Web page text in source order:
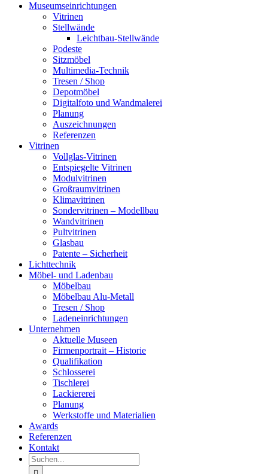
Museumseinrichtungen
Vitrinen
Stellwände
Leichtbau-Stellwände
Podeste
Sitzmöbel
Multimedia-Technik
Tresen / Shop
Depotmöbel
Digitalfoto und Wandmalerei
Planung
Auszeichnungen
Referenzen
Vitrinen
Vollglas-Vitrinen
Entspiegelte Vitrinen
Modulvitrinen
Großraumvitrinen
Klimavitrinen
Sondervitrinen – Modellbau
Wandvitrinen
Pultvitrinen
Glasbau
Patente – Sicherheit
Lichttechnik
Möbel- und Ladenbau
Möbelbau
Möbelbau Alu-Metall
Tresen / Shop
Ladeneinrichtungen
Unternehmen
Aktuelle Museen
Firmenportrait – Historie
Qualifikation
Schlosserei
Tischlerei
Lackiererei
Planung
Werkstoffe und Materialien
Awards
Referenzen
Kontakt
Suche
nach: